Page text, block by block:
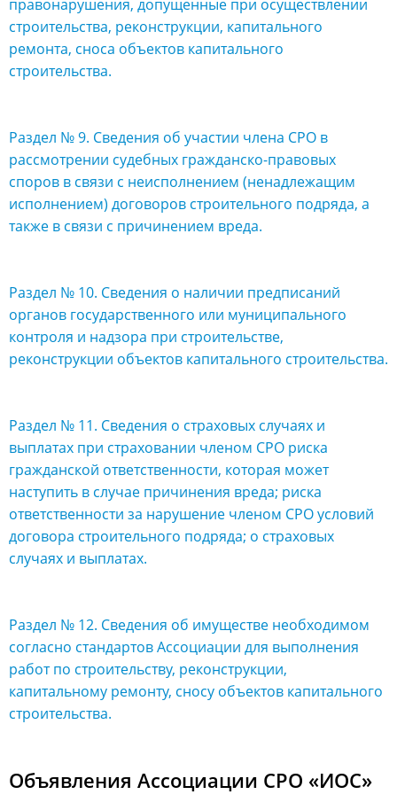
правонарушения, допущенные при осуществлении
строительства, реконструкции, капитального
ремонта, сноса объектов капитального
строительства.
Раздел № 9. Сведения об участии члена СРО в
рассмотрении судебных гражданско-правовых
споров в связи с неисполнением (ненадлежащим
исполнением) договоров строительного подряда, а
также в связи с причинением вреда.
Раздел № 10. Сведения о наличии предписаний
органов государственного или муниципального
контроля и надзора при строительстве,
реконструкции объектов капитального строительства.
Раздел № 11. Сведения о страховых случаях и
выплатах при страховании членом СРО риска
гражданской ответственности, которая может
наступить в случае причинения вреда; риска
ответственности за нарушение членом СРО условий
договора строительного подряда; о страховых
случаях и выплатах.
Раздел № 12. Сведения об имуществе необходимом
согласно стандартов Ассоциации для выполнения
работ по строительству, реконструкции,
капитальному ремонту, сносу объектов капитального
строительства.
Объявления Ассоциации СРО «ИОС»